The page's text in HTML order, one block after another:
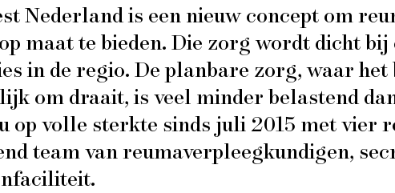
Nederland is een nieuw concept om
maat te bieden. Die zorg wordt dicht
in de regio. De planbare zorg, waar
om draait, is veel minder belastend
op volle sterkte sinds juli 2015 met vier
team van reumaverpleegkundigen,